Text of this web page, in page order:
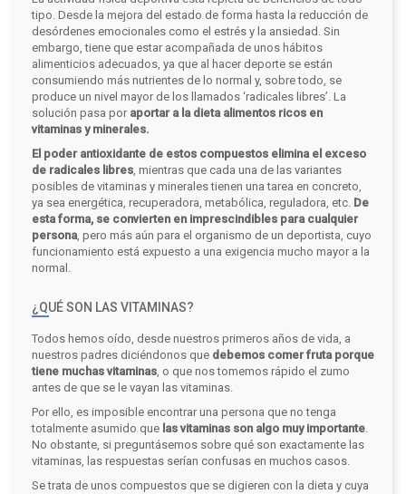
tipo. Desde la mejora del estado de forma hasta la reducción de
desórdenes emocionales como el estrés y la ansiedad. Sin
embargo, tiene que estar acompañada de unos hábitos
alimenticios adecuados, ya que al hacer deporte se están
consumiendo más nutrientes de lo normal y, sobre todo, se
produce un nivel mayor de los llamados ‘radicales libres’. La
solución pasa por aportar a la dieta alimentos ricos en
vitaminas y minerales.
El poder antioxidante de estos compuestos elimina el exceso
de radicales libres, mientras que cada una de las variantes
posibles de vitaminas y minerales tienen una tarea en concreto,
ya sea energética, recuperadora, metabólica, reguladora, etc. De
esta forma, se convierten en imprescindibles para cualquier
persona, pero más aún para el organismo de un deportista, cuyo
funcionamiento está expuesto a una exigencia mucho mayor a la
normal.
¿QUÉ SON LAS VITAMINAS?
Todos hemos oído, desde nuestros primeros años de vida, a
nuestros padres diciéndonos que debemos comer fruta porque
tiene muchas vitaminas, o que nos tomemos rápido el zumo
antes de que se le vayan las vitaminas.
Por ello, es imposible encontrar una persona que no tenga
totalmente asumido que las vitaminas son algo muy importante.
No obstante, si preguntásemos sobre qué son exactamente las
vitaminas, las respuestas serían confusas en muchos casos.
Se trata de unos compuestos que se digieren con la dieta y cuya